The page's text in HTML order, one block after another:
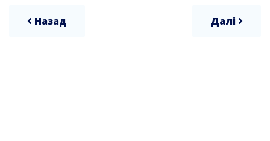
Назад Далі